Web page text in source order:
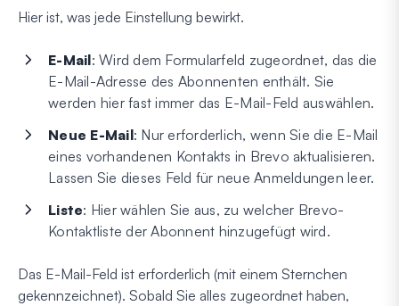
Hier ist, was jede Einstellung bewirkt.
E-Mail: Wird dem Formularfeld zugeordnet, das die
E-Mail-Adresse des Abonnenten enthält. Sie
werden hier fast immer das E-Mail-Feld auswählen.
Neue E-Mail: Nur erforderlich, wenn Sie die E-Mail
eines vorhandenen Kontakts in Brevo aktualisieren.
Lassen Sie dieses Feld für neue Anmeldungen leer.
Liste: Hier wählen Sie aus, zu welcher Brevo-
Kontaktliste der Abonnent hinzugefügt wird.
Das E-Mail-Feld ist erforderlich (mit einem Sternchen
gekennzeichnet). Sobald Sie alles zugeordnet haben,